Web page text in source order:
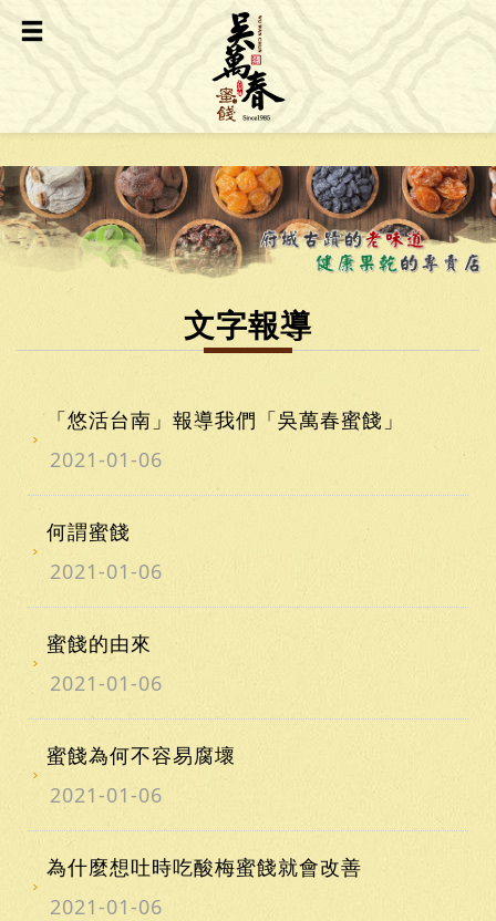
文字報導
「悠活台南」報導我們「吳萬春蜜餞」
2021-01-06
何謂蜜餞
2021-01-06
蜜餞的由來
2021-01-06
蜜餞為何不容易腐壞
2021-01-06
為什麼想吐時吃酸梅蜜餞就會改善
2021-01-06